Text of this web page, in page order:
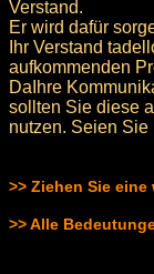
Verstand.
Er wird dafür
Ihr Verstand
aufkommenden
DaIhre
sollten Sie diese
nutzen. Seien
>> Ziehen Sie eine
>> Alle